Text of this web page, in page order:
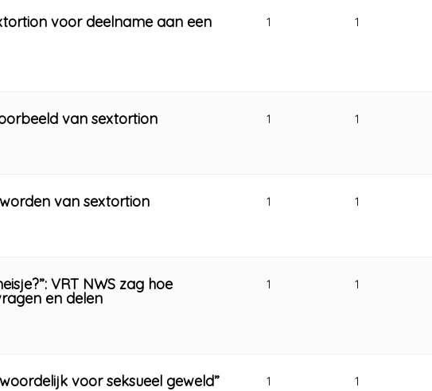
voor deelname aan een 1 1
van sextortion 1 1
van sextortion 1 1
VRT NWS zag hoe
en delen
1 1
voor seksueel geweld” 1 1